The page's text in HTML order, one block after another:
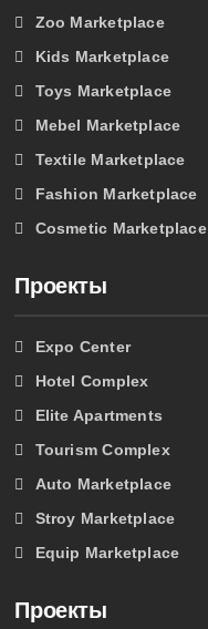
Zoo Marketplace
Kids Marketplace
Toys Marketplace
Mebel Marketplace
Textile Marketplace
Fashion Marketplace
Cosmetic Marketplace
Проекты
Expo Center
Hotel Complex
Elite Apartments
Tourism Complex
Auto Marketplace
Stroy Marketplace
Equip Marketplace
Проекты